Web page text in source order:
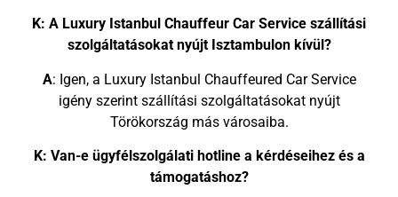
K: A Luxury Istanbul Chauffeur Car Service szállítási
szolgáltatásokat nyújt Isztambulon kívül?
A: Igen, a Luxury Istanbul Chauffeured Car Service
igény szerint szállítási szolgáltatásokat nyújt
Törökország más városaiba.
K: Van-e ügyfélszolgálati hotline a kérdéseihez és a
támogatáshoz?